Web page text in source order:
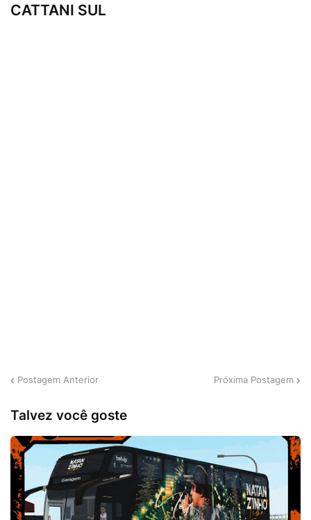
CATTANI SUL
Postagem Anterior Próxima Postagem
Talvez você goste